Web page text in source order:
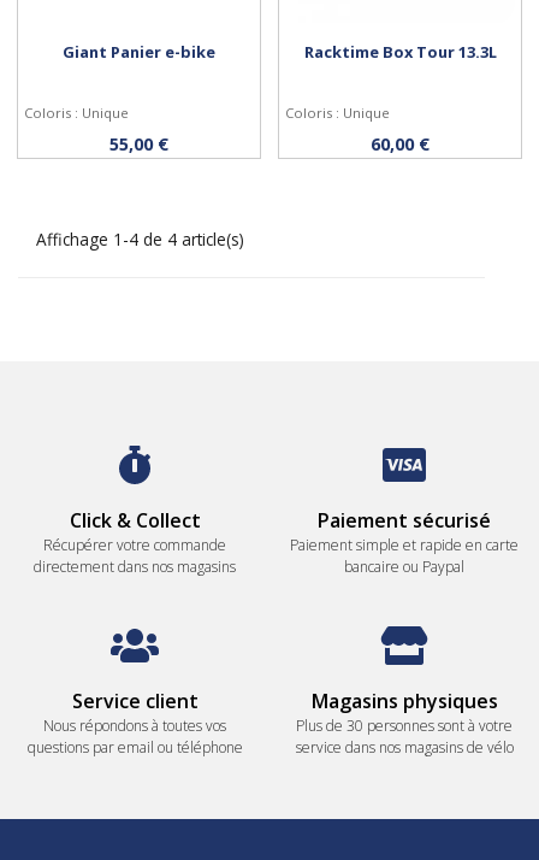
Acheter
Giant Panier e-bike
Coloris : Unique
55,00 € Acheter
Racktime Box Tour 13.3L
Coloris : Unique
60,00 €
Affichage 1-4 de 4 article(s)
Click & Collect
Récupérer votre commande
directement dans nos magasins
Paiement sécurisé
Paiement simple et rapide en carte
bancaire ou Paypal
Service client
Nous répondons à toutes vos
questions par email ou téléphone
Magasins physiques
Plus de 30 personnes sont à votre
service dans nos magasins de vélo